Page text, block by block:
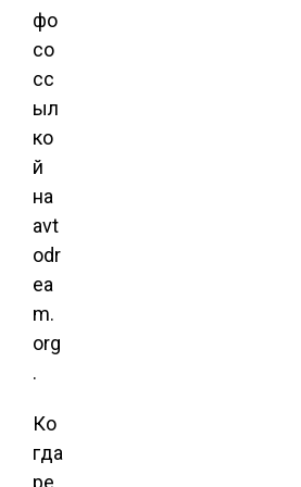
фо
со
сс
ыл
ко
й
на
avt
odr
ea
m.
org
.
Ко
гда
ре